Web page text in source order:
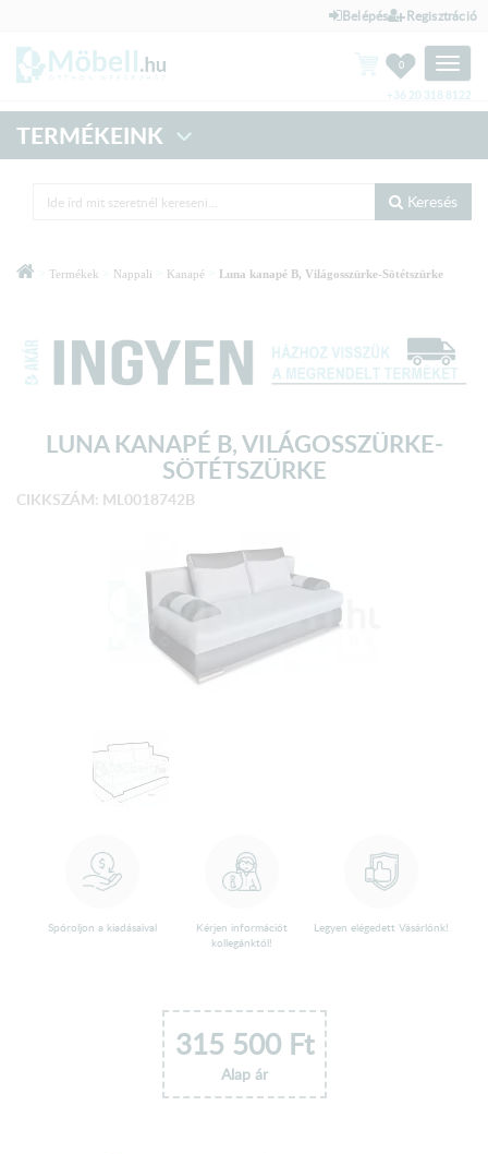
Belépés Regisztráció
Toggle
0
+36 20 318 8122
TERMÉKEINK
Keresés
Termékek Nappali Kanapé Luna kanapé B, Világosszürke-Sötétszürke
LUNA KANAPÉ B, VILÁGOSSZÜRKE-
SÖTÉTSZÜRKE
CIKKSZÁM: ML0018742B
Spóroljon a kiadásaival
Kérjen információt
kollegánktól!
Legyen elégedett Vásárlónk!
315 500Ft
Alap ár